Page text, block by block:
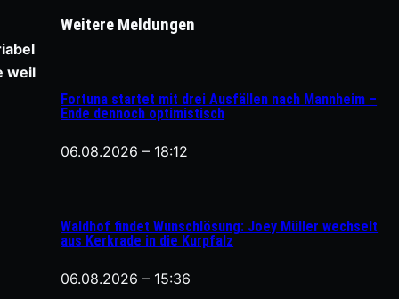
weil
Weitere Meldungen
Fortuna startet mit drei Ausfällen nach Mannheim –
Ende dennoch optimistisch
06.08.2026 – 18:12
Waldhof findet Wunschlösung: Joey Müller wechselt
aus Kerkrade in die Kurpfalz
06.08.2026 – 15:36